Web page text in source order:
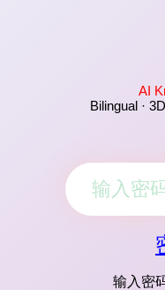
AI
Bilingual ·
输入密